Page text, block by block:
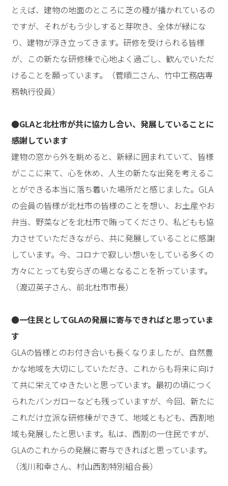
とえば、建物の地面のところに芝の種が播かれているの
ですが、それがもう少しすると芽吹き、全体が緑にな
り、建物が浮き立ってきます。研修を受けられる皆様
が、この新たな研修棟で心地よく過ごし、歓んでいただ
けることを願っています。（菅順二さん、竹中工務店専
務執行役員）
●GLAと北杜市が共に協力し合い、発展していることに
感謝しています
建物の窓から外を眺めると、新緑に囲まれていて、皆様
がここに来て、心を休め、人生の新たな出発を考えるこ
とができる本当に落ち着いた場所だと感じました。GLA
の会員の皆様が北杜市の皆様のことを想い、お土産やお
弁当、野菜などを北杜市で賄ってくださり、私どもも協
力させていただきながら、共に発展していることに感謝
しています。今、コロナで寂しい想いをしている多くの
方々にとっても安らぎの場となることを祈っています。
（渡辺英子さん、前北杜市市長）
●一住民としてGLAの発展に寄与できればと思っていま
す
GLAの皆様とのお付き合いも長くなりましたが、自然豊
かな地域を大切にしていただき、これからも将来に向け
て共に栄えてゆきたいと思っています。最初の頃につく
られたバンガローなども残っていますが、今回、新たに
これだけ立派な研修棟ができて、地域ともども、西割地
域も発展したと思います。私は、西割の一住民ですが、
GLAのこれからの発展に寄与できればと思っています。
（浅川和幸さん、村山西割特別組合長）